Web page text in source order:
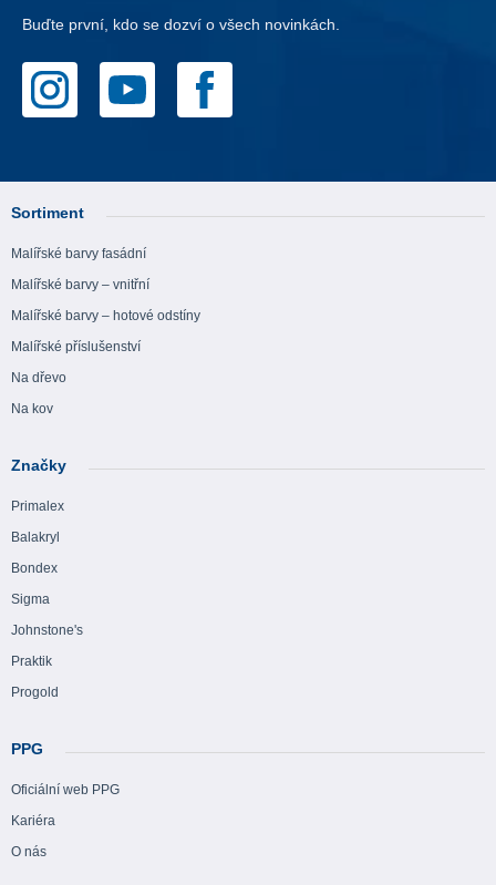
Buďte první, kdo se dozví o všech novinkách.
Sortiment
Malířské barvy fasádní
Malířské barvy – vnitřní
Malířské barvy – hotové odstíny
Malířské příslušenství
Na dřevo
Na kov
Značky
Primalex
Balakryl
Bondex
Sigma
Johnstone's
Praktik
Progold
PPG
Oficiální web PPG
Kariéra
O nás